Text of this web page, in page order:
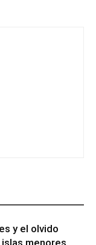
y el olvido
menores